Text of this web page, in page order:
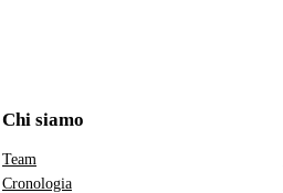
Chi siamo
Team
Cronologia